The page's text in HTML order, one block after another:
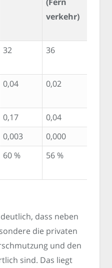
verkehr)
32 36
0,04 0,02
0,17 0,04
0,003 0,000
60 % 56 %
dass neben
die privaten
und den
sind. Das liegt